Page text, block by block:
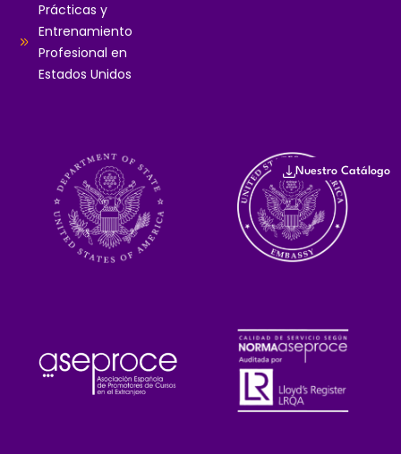
Nuestro Catálogo
Prácticas y
Entrenamiento
Profesional en
Estados Unidos